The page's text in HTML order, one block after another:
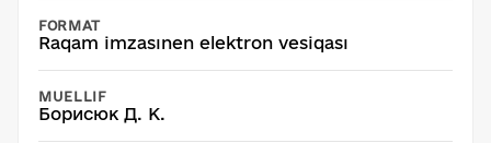
FORMAT
Raqam imzasınen elektron vesiqası
MUELLIF
Борисюк Д. К.